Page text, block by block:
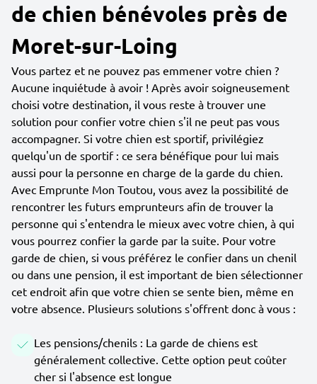
de chien bénévoles près de
Moret-sur-Loing
Vous partez et ne pouvez pas emmener votre chien ?
Aucune inquiétude à avoir ! Après avoir soigneusement
choisi votre destination, il vous reste à trouver une
solution pour confier votre chien s'il ne peut pas vous
accompagner. Si votre chien est sportif, privilégiez
quelqu'un de sportif : ce sera bénéfique pour lui mais
aussi pour la personne en charge de la garde du chien.
Avec Emprunte Mon Toutou, vous avez la possibilité de
rencontrer les futurs emprunteurs afin de trouver la
personne qui s'entendra le mieux avec votre chien, à qui
vous pourrez confier la garde par la suite. Pour votre
garde de chien, si vous préférez le confier dans un chenil
ou dans une pension, il est important de bien sélectionner
cet endroit afin que votre chien se sente bien, même en
votre absence. Plusieurs solutions s'offrent donc à vous :
Les pensions/chenils : La garde de chiens est
généralement collective. Cette option peut coûter
cher si l'absence est longue